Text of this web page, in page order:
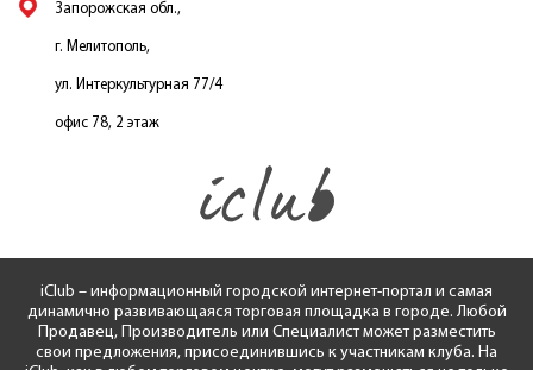
Запорожская обл.,
г. Мелитополь,
ул. Интеркультурная 77/4
офис 78, 2 этаж
iClub – информационный городской интернет-портал и самая
динамично развивающаяся торговая площадка в городе. Любой
Продавец, Производитель или Специалист может разместить
свои предложения, присоединившись к участникам клуба. На